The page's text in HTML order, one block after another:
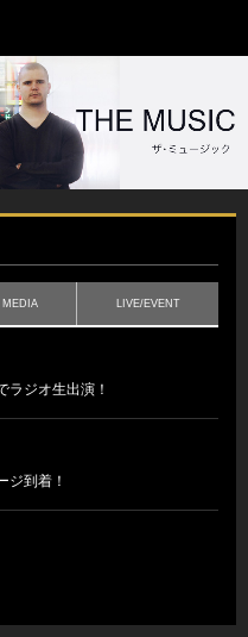
MEDIA LIVE/EVENT
ラジオ生出演！
ジ到着！